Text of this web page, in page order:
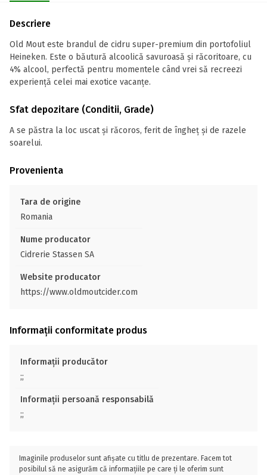
Descriere
Old Mout este brandul de cidru super-premium din portofoliul
Heineken. Este o băutură alcoolică savuroasă și răcoritoare, cu
4% alcool, perfectă pentru momentele când vrei să recreezi
experiență celei mai exotice vacanțe.
Sfat depozitare (Conditii, Grade)
A se păstra la loc uscat și răcoros, ferit de îngheț și de razele
soarelui.
Provenienta
Tara de origine
Romania
Nume producator
Cidrerie Stassen SA
Website producator
https://www.oldmoutcider.com
Informații conformitate produs
Informații producător
;;
Informații persoană responsabilă
;;
Imaginile produselor sunt afișate cu titlu de prezentare. Facem tot
posibilul să ne asigurăm că informațiile pe care ți le oferim sunt